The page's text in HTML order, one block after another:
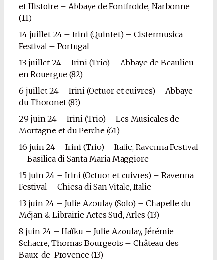
et Histoire – Abbaye de Fontfroide, Narbonne
(11)
14 juillet 24 – Irini (Quintet) – Cistermusica
Festival – Portugal
13 juillet 24 – Irini (Trio) – Abbaye de Beaulieu
en Rouergue (82)
6 juillet 24 – Irini (Octuor et cuivres) – Abbaye
du Thoronet (83)
29 juin 24 – Irini (Trio) – Les Musicales de
Mortagne et du Perche (61)
16 juin 24 – Irini (Trio) – Italie, Ravenna Festival
– Basilica di Santa Maria Maggiore
15 juin 24 – Irini (Octuor et cuivres) – Ravenna
Festival – Chiesa di San Vitale, Italie
13 juin 24 – Julie Azoulay (Solo) – Chapelle du
Méjan & Librairie Actes Sud, Arles (13)
8 juin 24 – Haïku – Julie Azoulay, Jérémie
Schacre, Thomas Bourgeois – Château des
Baux-de-Provence (13)